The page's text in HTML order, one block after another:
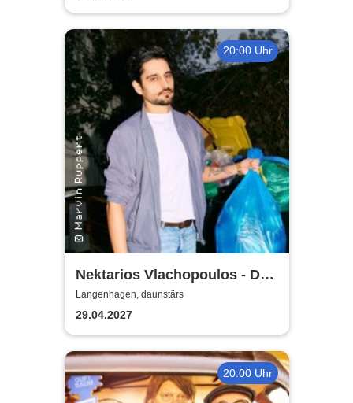
20:00 Uhr
Nektarios Vlachopoulos - Der
beste Tag der Welt
Langenhagen, daunstärs
29.04.2027
20:00 Uhr